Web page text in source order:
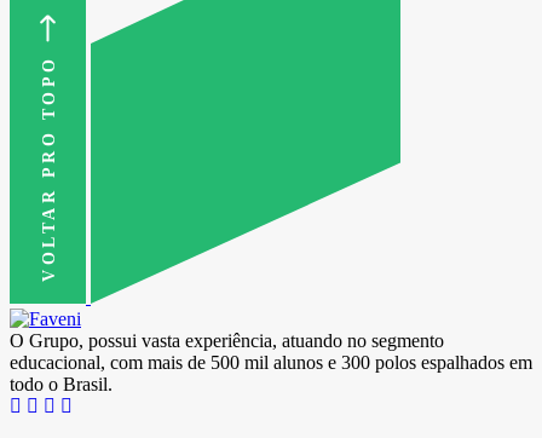
VOLTAR PRO TOPO
O Grupo, possui vasta experiência, atuando no segmento
educacional, com mais de 500 mil alunos e 300 polos espalhados em
todo o Brasil.